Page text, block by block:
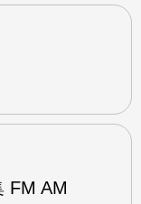
FM AM